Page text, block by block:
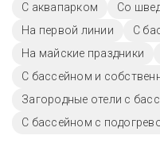
С аквапарком
Со
На первой линии
C
На майские праздники
С бассейном и
Загородные отели с
С бассейном с